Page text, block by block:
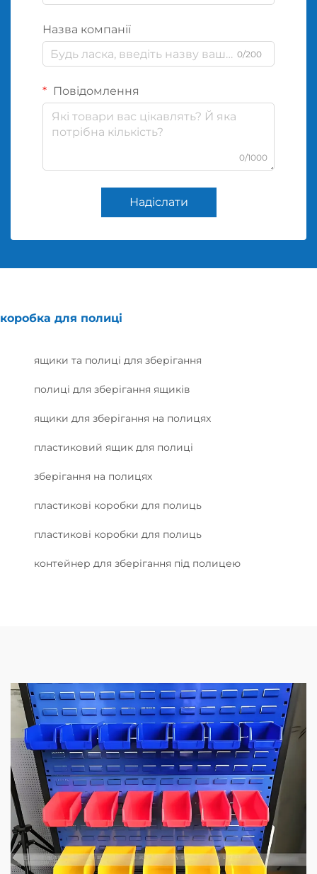
Назва компанії
0/200
Повідомлення
0/1000
Надіслати
коробка для полиці
ящики та полиці для зберігання
полиці для зберігання ящиків
ящики для зберігання на полицях
пластиковий ящик для полиці
зберігання на полицях
пластикові коробки для полиць
пластикові коробки для полиць
контейнер для зберігання під полицею